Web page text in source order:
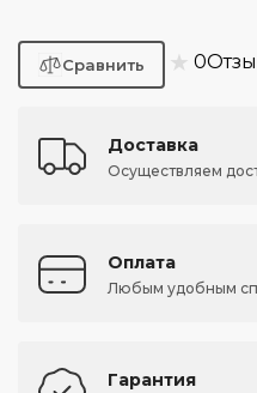
★ 0
Доставка
Осуществляем
Оплата
Любым удобным
Гарантия